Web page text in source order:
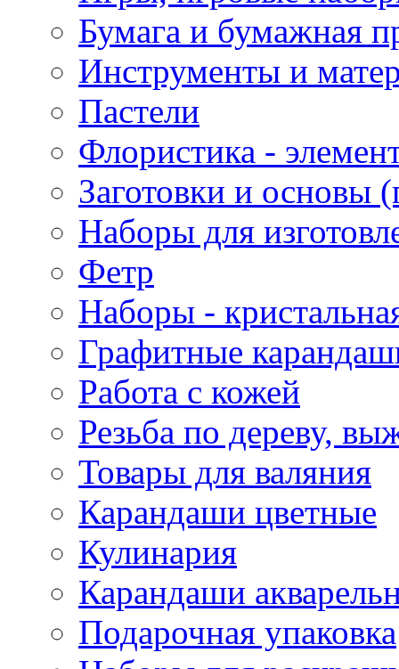
Бумага и бумажная
Инструменты и
Пастели
Флористика -
Заготовки и основы
Наборы для
Фетр
Наборы -
Графитные
Работа с кожей
Резьба по дереву,
Товары для валяния
Карандаши цветные
Кулинария
Карандаши
Подарочная упаковка